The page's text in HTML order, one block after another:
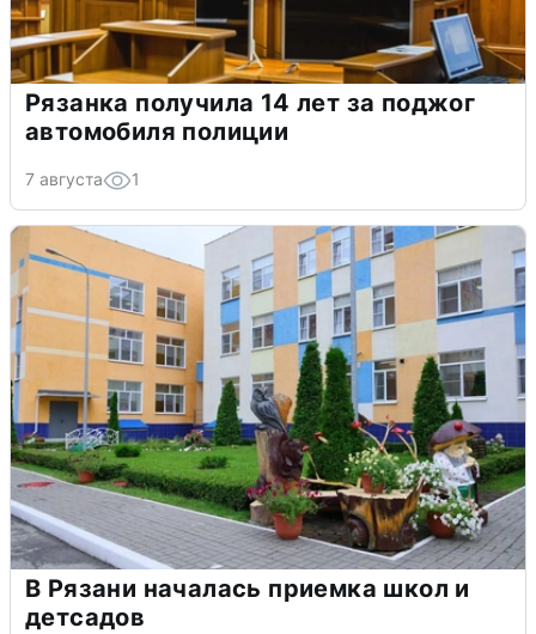
Рязанка получила 14 лет за поджог
автомобиля полиции
7 августа 1
В Рязани началась приемка школ и
детсадов